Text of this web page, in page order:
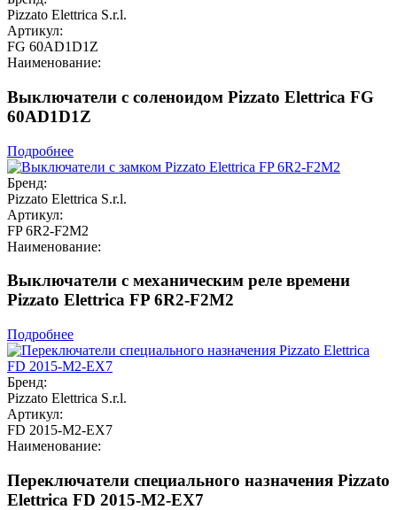
Pizzato Elettrica S.r.l.
Артикул:
FG 60AD1D1Z
Наименование:
Выключатели с соленоидом Pizzato Elettrica FG
60AD1D1Z
Подробнее
Бренд:
Pizzato Elettrica S.r.l.
Артикул:
FP 6R2-F2M2
Наименование:
Выключатели с механическим реле времени
Pizzato Elettrica FP 6R2-F2M2
Подробнее
Бренд:
Pizzato Elettrica S.r.l.
Артикул:
FD 2015-M2-EX7
Наименование:
Переключатели специального назначения Pizzato
Elettrica FD 2015-M2-EX7